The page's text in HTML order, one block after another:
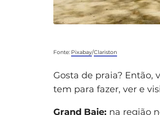
Fonte: Pixabay/Clariston
Gosta de praia? Então,
tem para fazer, ver e
Grand Baie: na região